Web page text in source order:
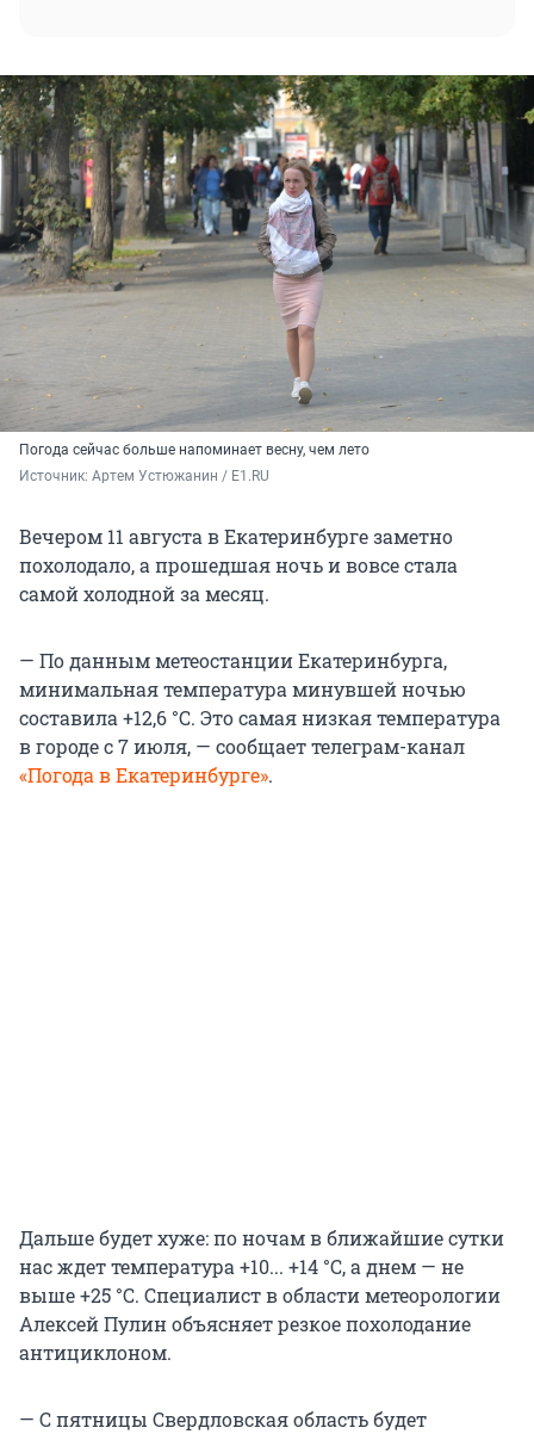
Погода сейчас больше напоминает весну, чем лето
Источник: Артем Устюжанин / E1.RU
Вечером 11 августа в Екатеринбурге заметно
похолодало, а прошедшая ночь и вовсе стала
самой холодной за месяц.
— По данным метеостанции Екатеринбурга,
минимальная температура минувшей ночью
составила +12,6 °C. Это самая низкая температура
в городе с 7 июля, — сообщает телеграм-канал
«Погода в Екатеринбурге».
Дальше будет хуже: по ночам в ближайшие сутки
нас ждет температура +10... +14 °C, а днем — не
выше +25 °C. Специалист в области метеорологии
Алексей Пулин объясняет резкое похолодание
антициклоном.
— С пятницы Свердловская область будет